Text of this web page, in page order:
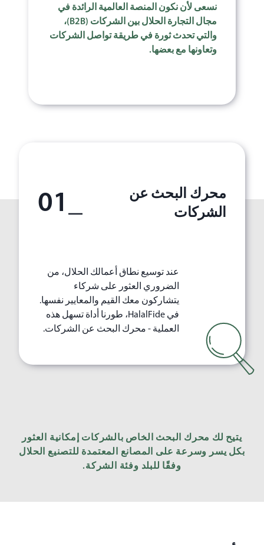
نسعى لأن نكون المنصة العالمية الرائدة في
مجال التجارة الحلال بين الشركات (B2B)‏،
والتي تحدث ثورة في طريقة تواصل الشركات
وتعاونها مع بعضها.
محرك البحث عن
الشركات
عند توسيع نطاق أعمالك الحلال، من
الضروري العثور على شركاء
يتشاركون معك القيم والمعايير نفسها.
في HalalFide‏، طورنا أداة تسهل هذه
العملية - محرك البحث عن الشركات.
يتيح لك محرك البحث الخاص بالشركات إمكانية العثور
بكل يسر وسرعة على المصانع المعتمدة للتصنيع الحلال
وفقًا للبلد وفئة الشركة.